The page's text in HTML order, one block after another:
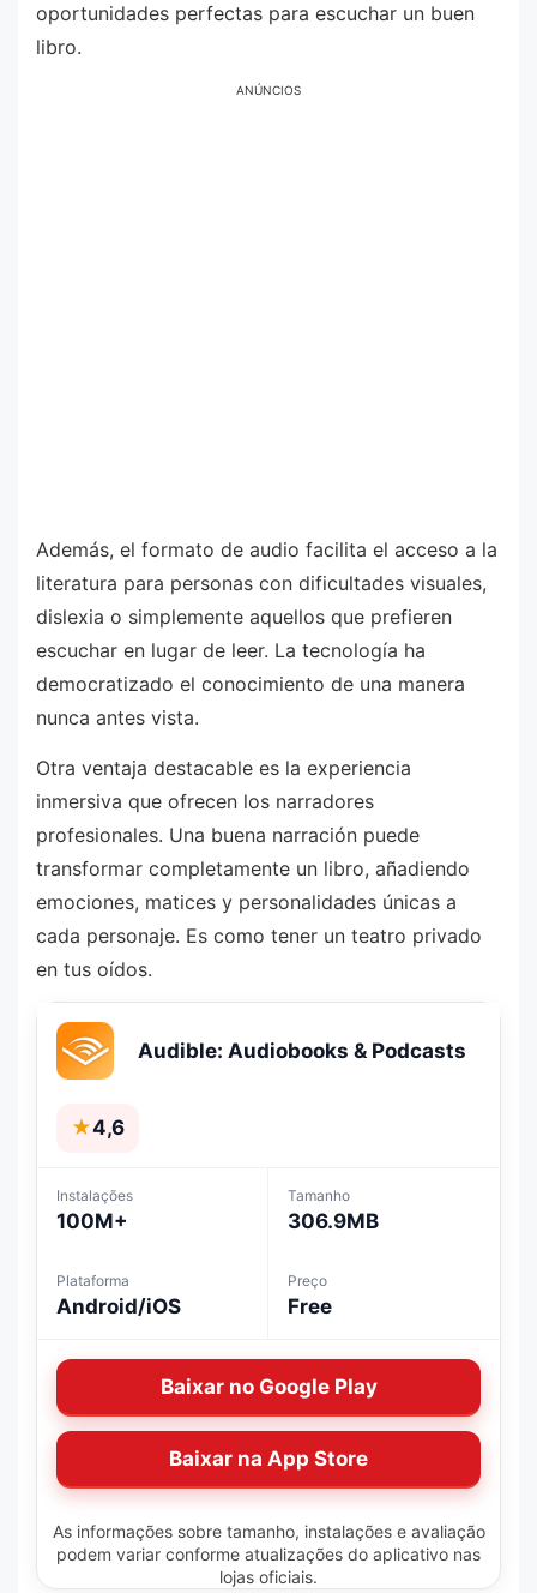
oportunidades perfectas para escuchar un buen
libro.
ANÚNCIOS
Además, el formato de audio facilita el acceso a la
literatura para personas con dificultades visuales,
dislexia o simplemente aquellos que prefieren
escuchar en lugar de leer. La tecnología ha
democratizado el conocimiento de una manera
nunca antes vista.
Otra ventaja destacable es la experiencia
inmersiva que ofrecen los narradores
profesionales. Una buena narración puede
transformar completamente un libro, añadiendo
emociones, matices y personalidades únicas a
cada personaje. Es como tener un teatro privado
en tus oídos.
Audible: Audiobooks & Podcasts
★4,6
Instalações
100M+
Tamanho
306.9MB
Plataforma
Android/iOS
Preço
Free
Baixar no Google Play
Baixar na App Store
As informações sobre tamanho, instalações e avaliação
podem variar conforme atualizações do aplicativo nas
lojas oficiais.